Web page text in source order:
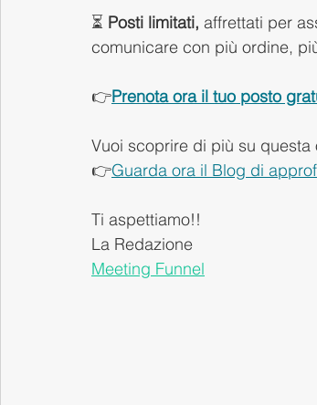
⏳ Posti limitati, affrettati per
comunicare con più ordine,
👉Prenota ora il tuo posto
Vuoi scoprire di più su
👉Guarda ora il Blog di
Ti aspettiamo!!
La Redazione
Meeting Funnel